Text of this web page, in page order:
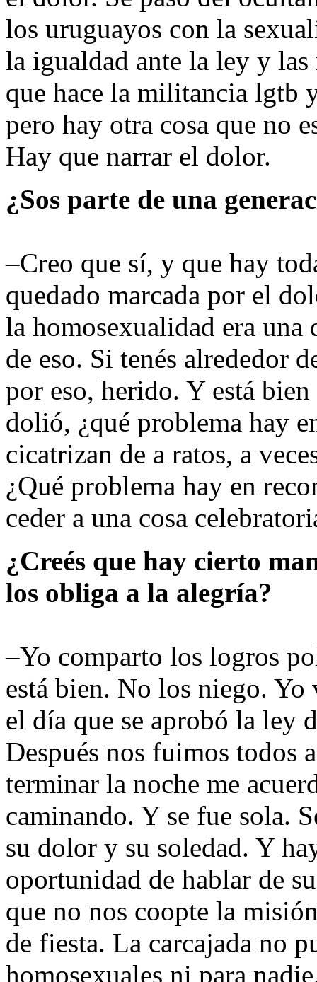
los uruguayos con la
la igualdad ante la ley y
que hace la militancia lgtb
pero hay otra cosa que no
Hay que narrar el dolor.
¿Sos parte de una
–Creo que sí, y que hay
quedado marcada por el
la homosexualidad era
de eso. Si tenés alrededor
por eso, herido. Y está
dolió, ¿qué problema hay
cicatrizan de a ratos, a
¿Qué problema hay en
ceder a una cosa
¿Creés que hay cierto
los obliga a la alegría?
–Yo comparto los logros
está bien. No los niego.
el día que se aprobó la ley
Después nos fuimos todos
terminar la noche me
caminando. Y se fue sola.
su dolor y su soledad. Y
oportunidad de hablar de
que no nos coopte la
de fiesta. La carcajada no
homosexuales ni para